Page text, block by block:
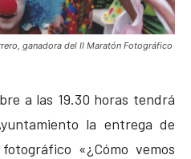
ganadora del II Maratón Fotográfico
a las 19.30 horas tendrá
la entrega de
«¿Cómo vemos